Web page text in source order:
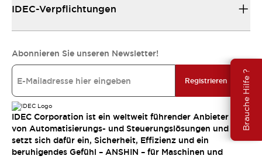
Brauche Hilfe ?
IDEC-Verpflichtungen
Abonnieren Sie unseren Newsletter!
Registrieren
IDEC Corporation ist ein weltweit führender Anbieter
von Automatisierungs- und Steuerungslösungen und
setzt sich dafür ein, Sicherheit, Effizienz und ein
beruhigendes Gefühl – ANSHIN – für Maschinen und